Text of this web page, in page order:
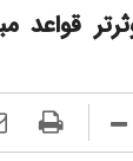
قواعد